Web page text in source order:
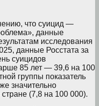
что суицид —
данные
исследования
данные Росстата за
суицидов
85 лет — 39,6 на 100
группы показатель
значительно
(7,8 на 100 000).